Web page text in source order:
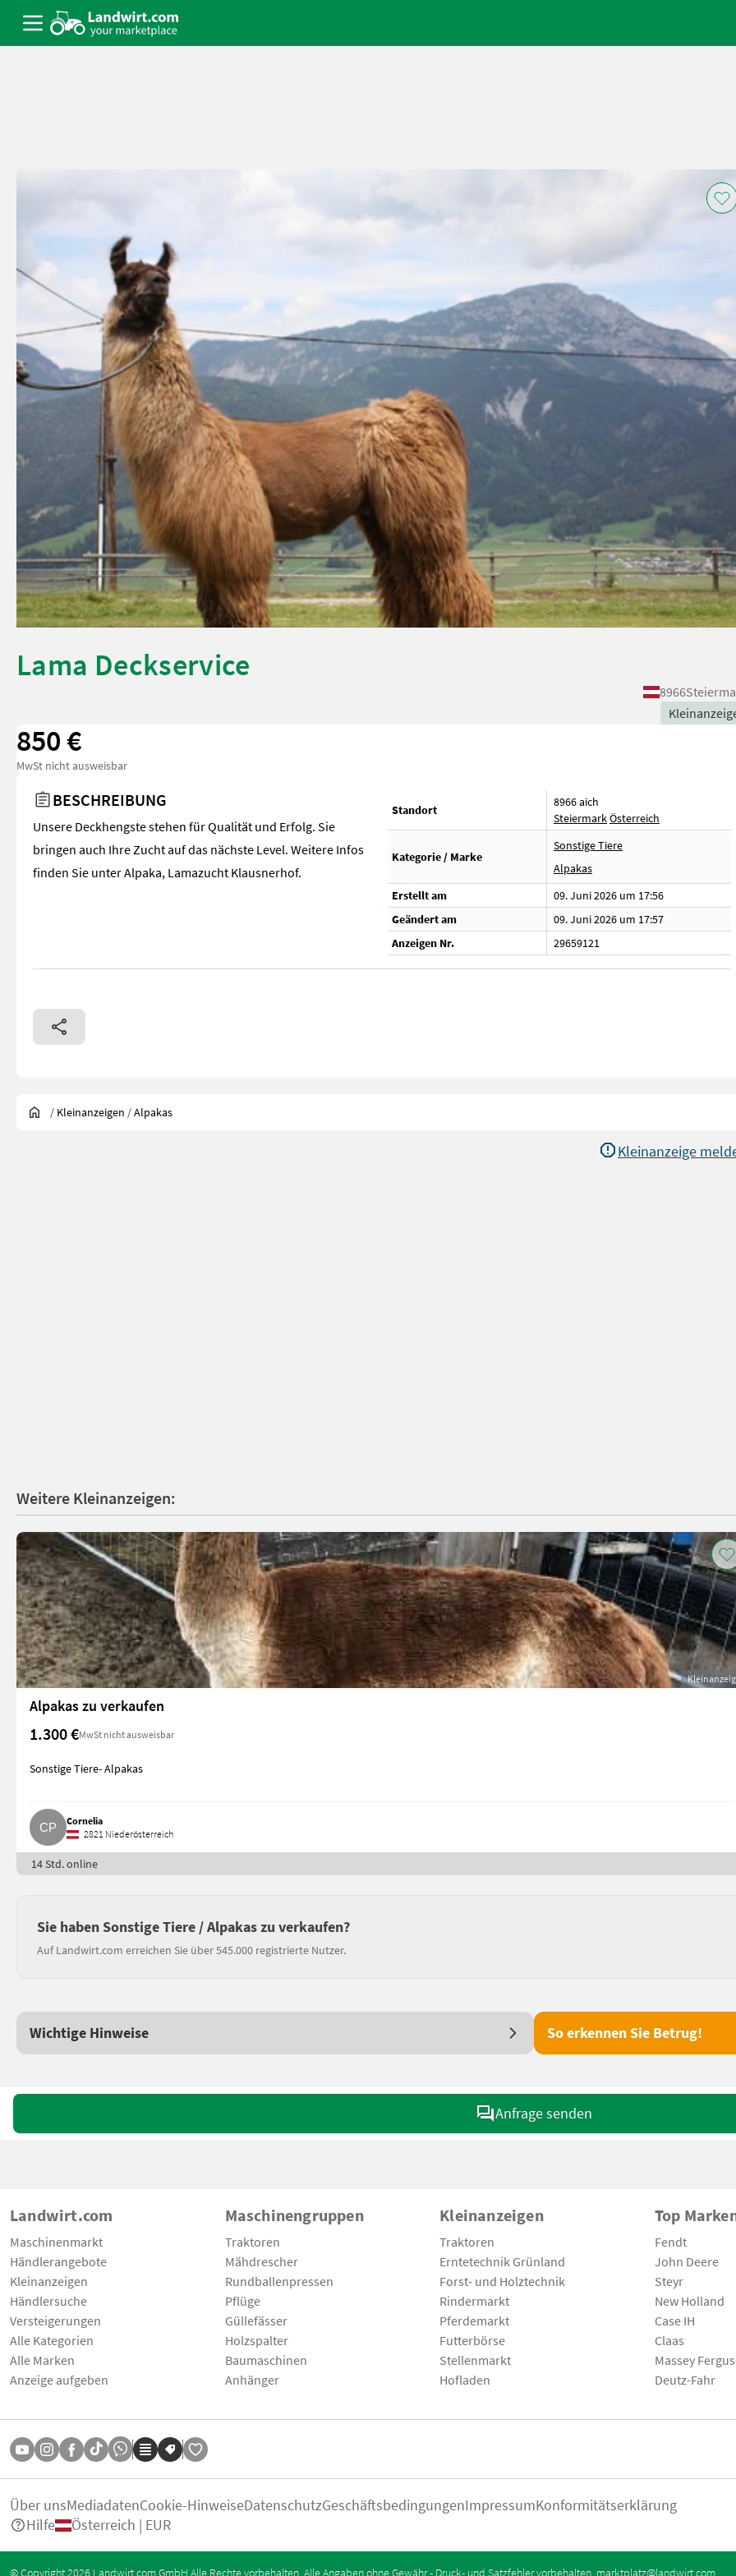
Lama Deckservice
8966
850 €
MwSt nicht ausweisbar
BESCHREIBUNG
Unsere Deckhengste stehen für Qualität und Erfolg. Sie
bringen auch Ihre Zucht auf das nächste Level. Weitere Infos
finden Sie unter Alpaka, Lamazucht Klausnerhof.
Standort
8966 aich
SteiermarkÖsterreich
Kategorie / Marke
Sonstige Tiere
Alpakas
Erstellt am
09. Juni 2026 um 17:56
Geändert am
09. Juni 2026 um 17:57
Anzeigen Nr.
29659121
/ Kleinanzeigen /Alpakas
Kleinanzeige
Weitere Kleinanzeigen:
Alpakas zu verkaufen
1.300 €MwSt nicht ausweisbar
Sonstige Tiere- Alpakas
Cornelia
2821 Niederösterreich
14 Std. online
Sie haben Sonstige Tiere / Alpakas zu verkaufen?
Auf Landwirt.com erreichen Sie über 545.000 registrierte Nutzer.
Wichtige Hinweise So erkennen Sie Betrug!
Anfrage senden
Landwirt.com
Maschinenmarkt
Händlerangebote
Kleinanzeigen
Händlersuche
Versteigerungen
Alle Kategorien
Alle Marken
Anzeige aufgeben
Maschinengruppen
Traktoren
Mähdrescher
Rundballenpressen
Pflüge
Güllefässer
Holzspalter
Baumaschinen
Anhänger
Kleinanzeigen
Traktoren
Erntetechnik Grünland
Forst- und Holztechnik
Rindermarkt
Pferdemarkt
Futterbörse
Stellenmarkt
Hofladen
Top
Fendt
John Deere
Steyr
New Holland
Case IH
Claas
Massey
Deutz-Fahr
Über unsMediadatenCookie-HinweiseDatenschutzGeschäftsbedingungenImpressumKonformitätserklärung
Hilfe
Österreich | EUR
© Copyright 2026 Landwirt.com GmbH Alle Rechte vorbehalten. Alle Angaben ohne Gewähr - Druck- und Satzfehler vorbehalten. marktplatz@landwirt.com